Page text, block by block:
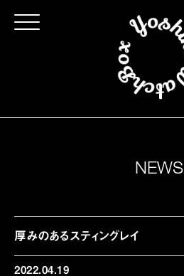
Click
NEWS
厚みのあるスティングレイ
2022.04.19